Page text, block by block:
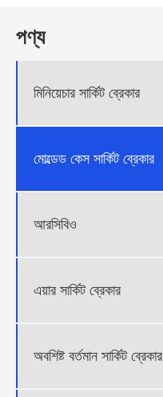
পণ্য
মিনিয়েচার সার্কিট ব্রেকার
মোল্ডেড কেস সার্কিট ব্রেকার
আরসিবিও
এয়ার সার্কিট ব্রেকার
অবশিষ্ট বর্তমান সার্কিট ব্রেকার